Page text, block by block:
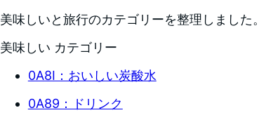
美味しいと旅行のカテゴリーを整理しました。
美味しい カテゴリー
0A8I：おいしい炭酸水
0A89：ドリンク